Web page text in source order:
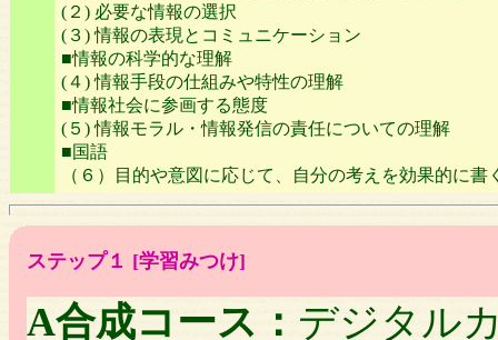
(２) 必要な情報の選択
(３) 情報の表現とコミュニケーション
■情報の科学的な理解
(４) 情報手段の仕組みや特性の理解
■情報社会に参画する態度
(５) 情報モラル・情報発信の責任についての理解
■国語
（６）目的や意図に応じて、自分の考えを効果的に書
ステップ１ [学習みつけ]
A合成コース： デジタル